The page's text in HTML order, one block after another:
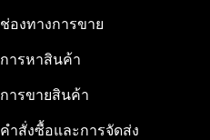
ช่องทางการขาย
การหาสินค้า
การขายสินค้า
คำสั่งซื้อและการจัดส่ง